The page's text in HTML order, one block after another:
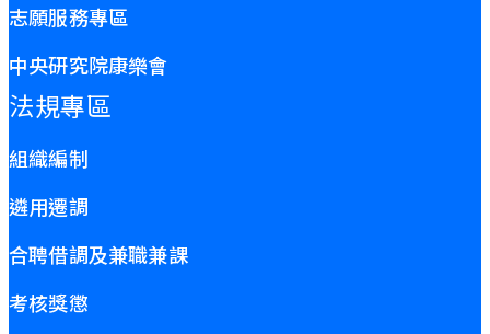
志願服務專區
中央研究院康樂會
法規專區
組織編制
遴用遷調
合聘借調及兼職兼課
考核獎懲